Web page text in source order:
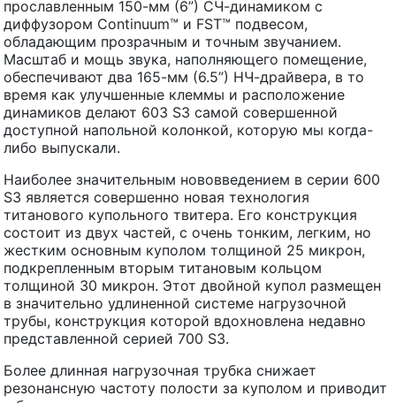
прославленным 150-мм (6”) СЧ-динамиком с
диффузором Continuum™ и FST™ подвесом,
обладающим прозрачным и точным звучанием.
Масштаб и мощь звука, наполняющего помещение,
обеспечивают два 165-мм (6.5”) НЧ-драйвера, в то
время как улучшенные клеммы и расположение
динамиков делают 603 S3 самой совершенной
доступной напольной колонкой, которую мы когда-
либо выпускали.
Наиболее значительным нововведением в серии 600
S3 является совершенно новая технология
титанового купольного твитера. Его конструкция
состоит из двух частей, с очень тонким, легким, но
жестким основным куполом толщиной 25 микрон,
подкрепленным вторым титановым кольцом
толщиной 30 микрон. Этот двойной купол размещен
в значительно удлиненной системе нагрузочной
трубы, конструкция которой вдохновлена недавно
представленной серией 700 S3.
Более длинная нагрузочная трубка снижает
резонансную частоту полости за куполом и приводит